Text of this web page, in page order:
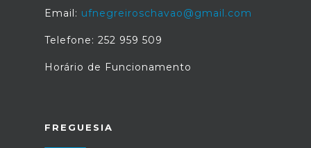
Email: ufnegreiroschavao@gmail.com
Telefone: 252 959 509
Horário de Funcionamento
FREGUESIA